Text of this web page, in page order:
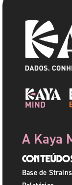
A Kaya
Base de Strains